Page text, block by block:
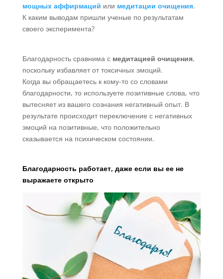
мощных аффирмаций или медитации очищения.
К каким выводам пришли ученые по результатам
своего эксперимента?
Благодарность сравнима с медитацией очищения,
поскольку избавляет от токсичных эмоций.
Когда вы обращаетесь к кому-то со словами
благодарности, то используете позитивные слова, что
вытесняет из вашего сознания негативный опыт. В
результате происходит переключение с негативных
эмоций на позитивные, что положительно
сказывается на психическом состоянии.
Благодарность работает, даже если вы ее не
выражаете открыто